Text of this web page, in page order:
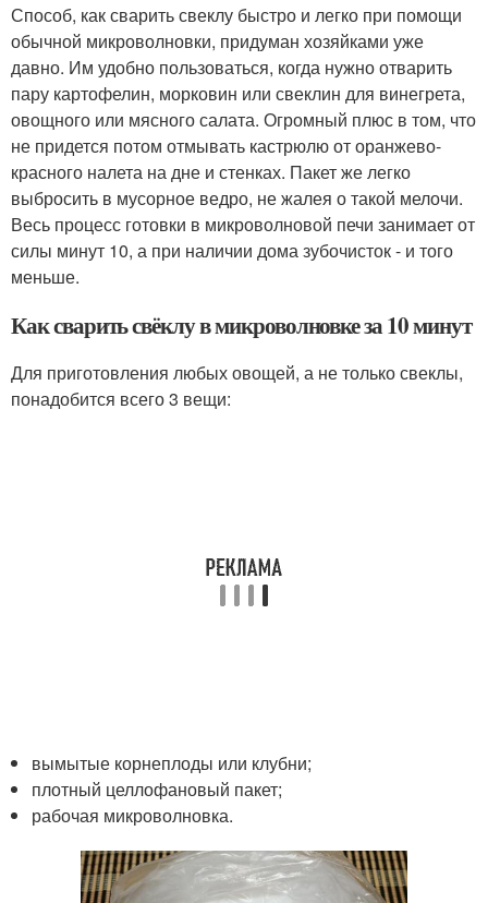
Способ, как сварить свеклу быстро и легко при помощи
обычной микроволновки, придуман хозяйками уже
давно. Им удобно пользоваться, когда нужно отварить
пару картофелин, морковин или свеклин для винегрета,
овощного или мясного салата. Огромный плюс в том, что
не придется потом отмывать кастрюлю от оранжево-
красного налета на дне и стенках. Пакет же легко
выбросить в мусорное ведро, не жалея о такой мелочи.
Весь процесс готовки в микроволновой печи занимает от
силы минут 10, а при наличии дома зубочисток - и того
меньше.
Как сварить свёклу в микроволновке за 10 минут
Для приготовления любых овощей, а не только свеклы,
понадобится всего 3 вещи:
вымытые корнеплоды или клубни;
плотный целлофановый пакет;
рабочая микроволновка.